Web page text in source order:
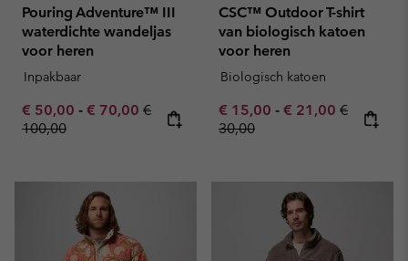
Pouring Adventure™ III
waterdichte wandeljas
voor heren
Inpakbaar
Minimum sale price:
€ 50,00 - Maximum sale price:
€ 70,00 Regular price:
€
100,00
CSC™ Outdoor T-shirt
van biologisch katoen
voor heren
Biologisch katoen
Minimum sale price:
€ 15,00 - Maximum sale
€ 21,00 Regular
€
30,00